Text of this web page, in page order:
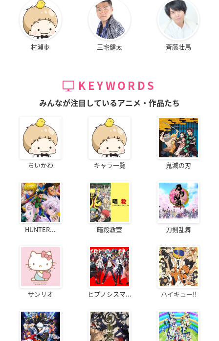
村瀬歩 三宅健太 斉藤壮馬
KEYWORDS
みんなが注目しているアニメ・作品たち
ちいかわ キャラ一覧 鬼滅の刃
HUNTER... 暗殺教室 刀剣乱舞
サンリオ ヒプノシスマ... ハイキュー!!